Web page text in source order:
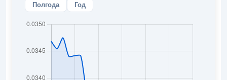
Полгода
Год